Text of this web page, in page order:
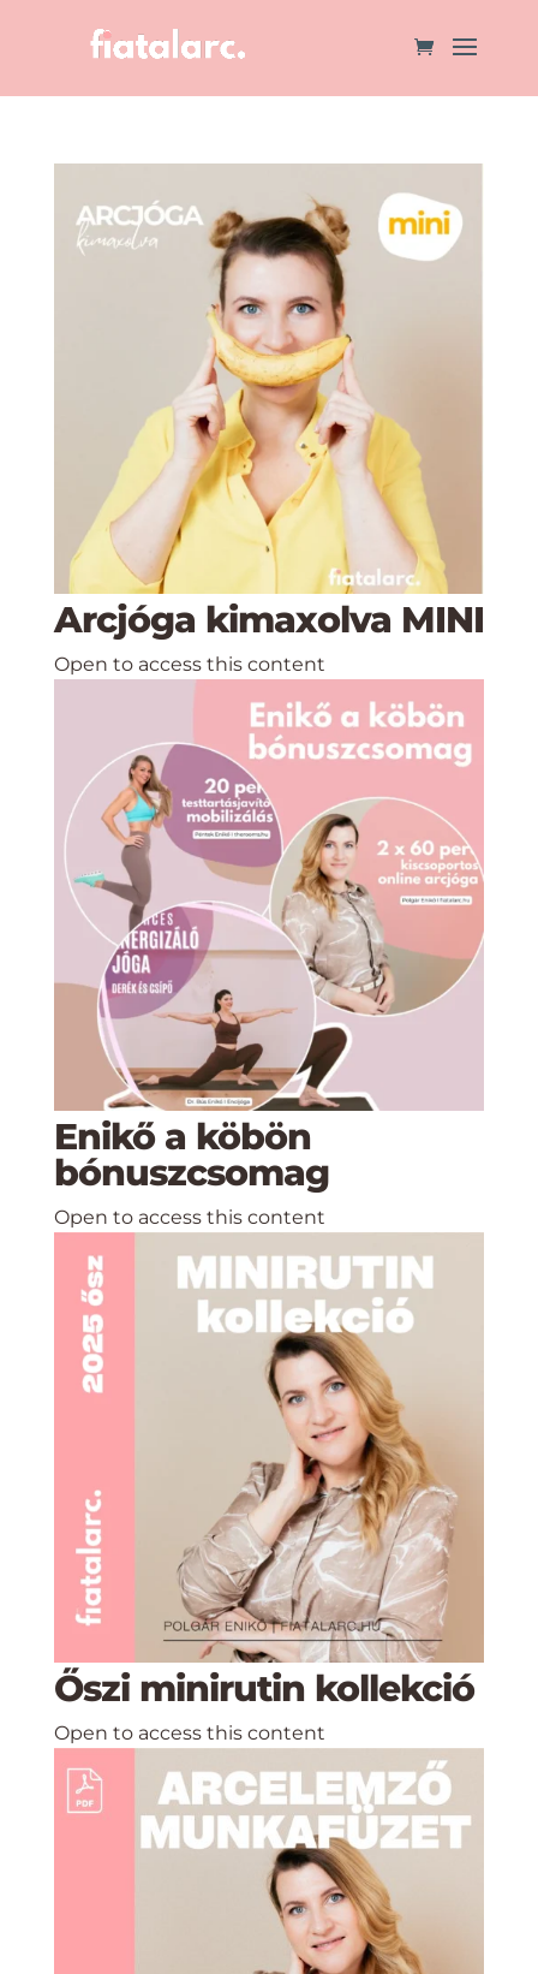
Arcjóga kimaxolva MINI
Open to access this content
Enikő a köbön
bónuszcsomag
Open to access this content
Őszi minirutin kollekció
Open to access this content